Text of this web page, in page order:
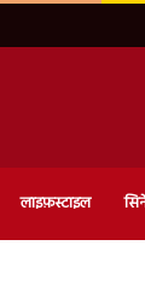
लाइफ़स्टाइल